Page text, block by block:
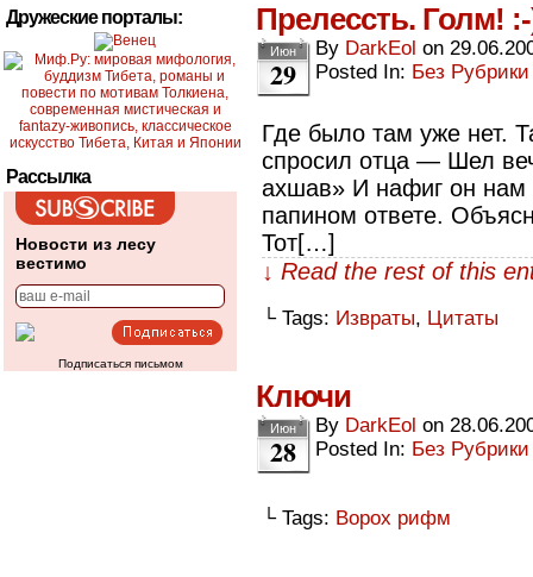
Дружеские порталы:
Рассылка
Новости из лесу
вестимо
Подписаться письмом
Прелессть. Голм!
Июн
29
By DarkEol on
Posted In: Без Рубрики
Где было там уже нет.
спросил отца — Шел
ахшав» И нафиг он нам
папином ответе.
Тот[…]
↓ Read the rest of this
└ Tags: Извраты, Цитаты
Ключи
Июн
28
By DarkEol on
Posted In: Без Рубрики
└ Tags: Ворох рифм